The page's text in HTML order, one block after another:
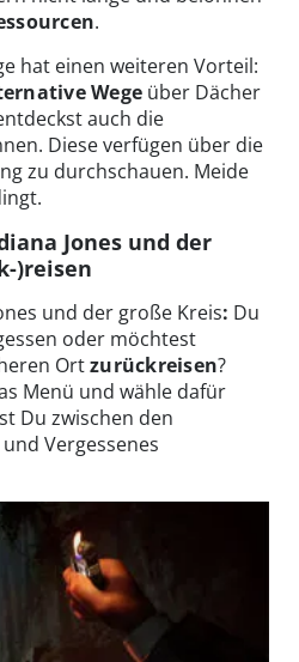
.
hat einen weiteren Vorteil:
Wege über Dächer
auch die
Diese verfügen über die
zu durchschauen. Meide
Jones und der
)reisen
und der große Kreis: Du
oder möchtest
Ortzurückreisen?
Menü und wähle dafür
Du zwischen den
und Vergessenes